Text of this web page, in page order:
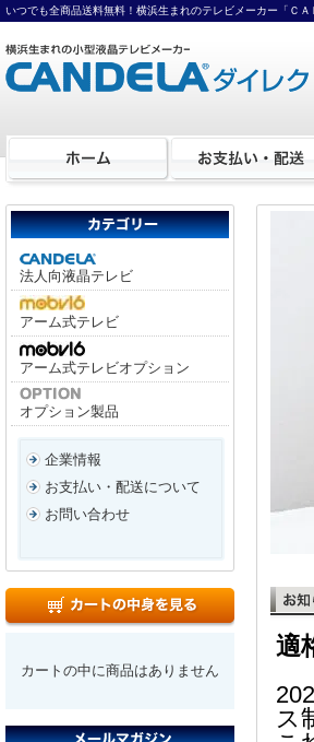
いつでも全商品送料無料！横浜生まれのテレビメーカー「Ｃ
法人向液晶テレビ
アーム式テレビ
アーム式テレビオプション
オプション製品
企業情報
お支払い・配送について
お問い合わせ
カートの中に商品はありません
適
ス